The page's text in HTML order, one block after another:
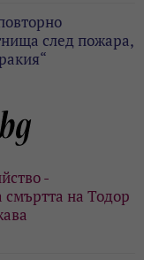
след пожара,
-
смъртта на Тодор